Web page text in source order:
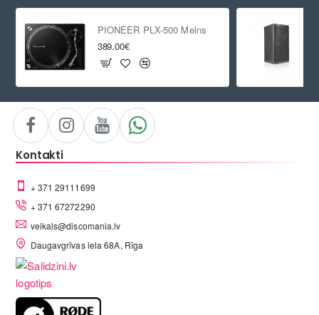
PIONEER PLX-500 Melns
389.00€
Kontakti
+ 371 29111699
+ 371 67272290
veikals@discomania.lv
Daugavgrīvas iela 68A, Rīga